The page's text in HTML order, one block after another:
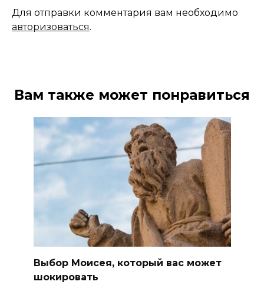
Для отправки комментария вам необходимо
авторизоваться.
Вам также может понравиться
Выбор Моисея, который вас может
шокировать